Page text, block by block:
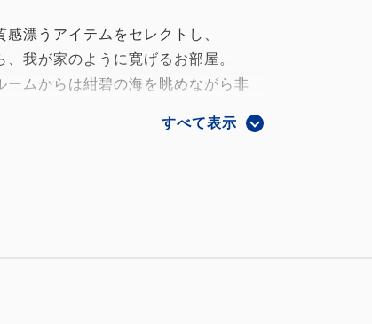
漂うアイテムをセレクトし、
我が家のように寛げるお部屋。
ムからは紺碧の海を眺めながら非
すべて表示